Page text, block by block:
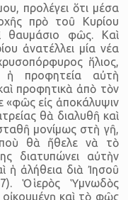
προλέγει ὅτι μέσα
πρὸ τοῦ Κυρίου
θαυμάσιο φῶς. Καὶ
ἀνατέλλει μία νέα
ἥλιος,
προφητεία αὐτὴ
προφητικὰ ἀπὸ τὸν
«φῶς εἰς ἀποκάλυψιν
θὰ διαλυθῆ καὶ
μονίμως στὴ γῆ,
θὰ ἤθελε νὰ τὸ
διατυπώνει αὐτὴν
ἡ ἀλήθεια διὰ Ἰησοῦ
Ὁ ἱερὸς Ὑμνωδὸς
καὶ τὸ φῶς